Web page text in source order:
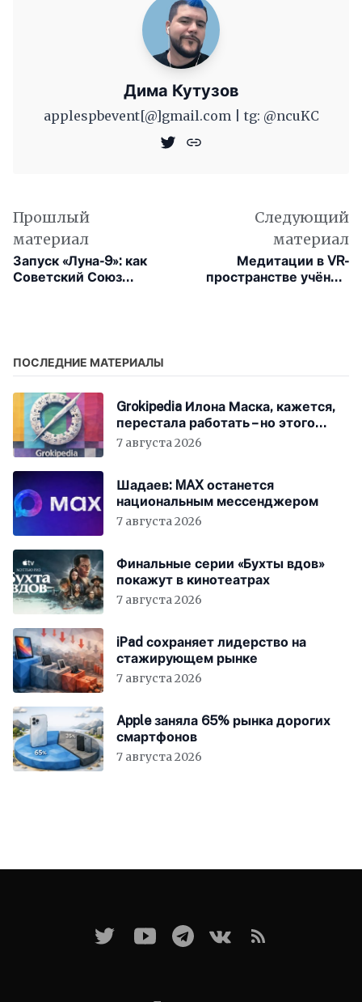
Дима Кутузов
applespbevent[@]gmail.com | tg: @ncuKC
Прошлый
материал
Запуск «Луна-9»: как
Советский Союз
Следующий
материал
Медитации в VR-
пространстве учёные
ПОСЛЕДНИЕ МАТЕРИАЛЫ
Grokipedia Илона Маска, кажется,
перестала работать – но этого
никто не заметил
7 августа 2026
Шадаев: MAX останется
национальным мессенджером
7 августа 2026
Финальные серии «Бухты вдов»
покажут в кинотеатрах
7 августа 2026
iPad сохраняет лидерство на
стажирующем рынке
7 августа 2026
Apple заняла 65% рынка дорогих
смартфонов
7 августа 2026